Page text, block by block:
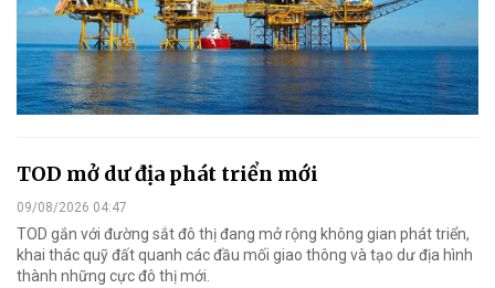
TOD mở dư địa phát triển mới
09/08/2026 04:47
TOD gắn với đường sắt đô thị đang mở rộng không gian phát triển,
khai thác quỹ đất quanh các đầu mối giao thông và tạo dư địa hình
thành những cực đô thị mới.